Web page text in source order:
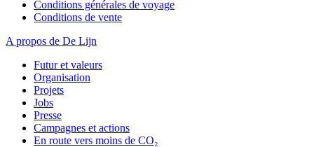
Conditions générales de voyage
Conditions de vente
A propos de De Lijn
Futur et valeurs
Organisation
Projets
Jobs
Presse
Campagnes et actions
En route vers moins de CO₂